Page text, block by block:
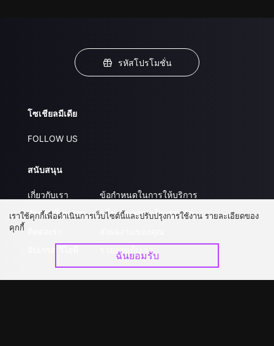
รหัสโปรโมชั่น
โซเชียลมีเดีย
FOLLOW US
สนับสนุน
เกี่ยวกับเรา
คำถามที่พบบ่อย
ข้อกำหนดในการให้บริการ
นโยบายความเป็นส่วนตัว
ร่วมงานกับเรา
เราใช้คุกกี้เพื่อดำเนินการเว็บไซต์นี้และปรับปรุงการใช้งาน รายละเอียดของ
คุกกี้
ฉันยอมรับ